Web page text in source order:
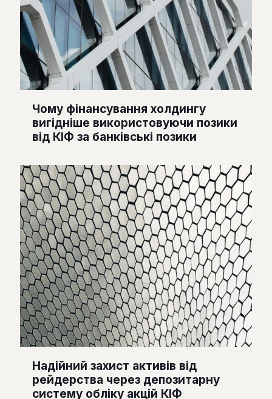
Чому фінансування холдингу
вигідніше використовуючи позики
від КІФ за банківські позики
Надійний захист активів від
рейдерства через депозитарну
систему обліку акцій КІФ